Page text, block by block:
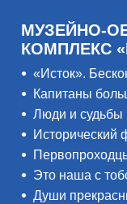
МУЗЕЙНО-
КОМПЛЕКС
«Исток».
Капитаны
Люди и
Исторический
Это наша с
Души